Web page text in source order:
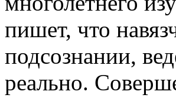
пишет, что
подсознании,
реально.